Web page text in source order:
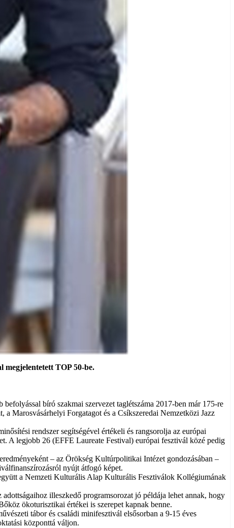
TOP 50-be.
bíró szakmai szervezet taglétszáma 2017-ben már 175-re
Marosvásárhelyi Forgatagot és a Csíkszeredai Nemzetközi Jazz
rendszer segítségével értékeli és rangsorolja az európai
A legjobb 26 (EFFE Laureate Festival) európai fesztivál közé pedig
– az Örökség Kultúrpolitikai Intézet gondozásában –
nyújt átfogó képet.
a Nemzeti Kulturális Alap Kulturális Fesztiválok Kollégiumának
illeszkedő programsorozat jó példája lehet annak, hogy
ökoturisztikai értékei is szerepet kapnak benne.
tábor és családi minifesztivál elsősorban a 9-15 éves
központtá váljon.